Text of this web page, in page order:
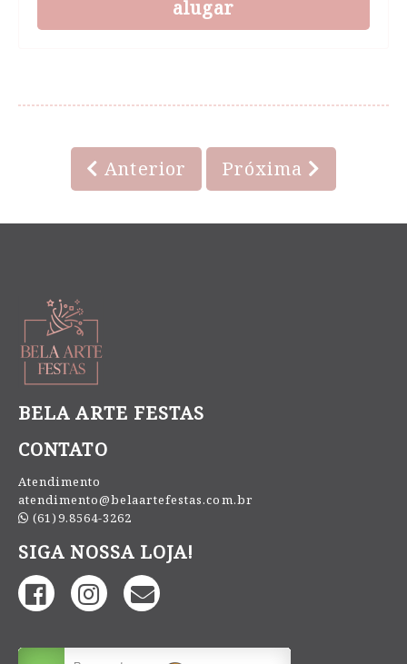
alugar
Anterior Próxima
BELA ARTE FESTAS
CONTATO
Atendimento
atendimento@belaartefestas.com.br
(61)9.8564-3262
SIGA NOSSA LOJA!